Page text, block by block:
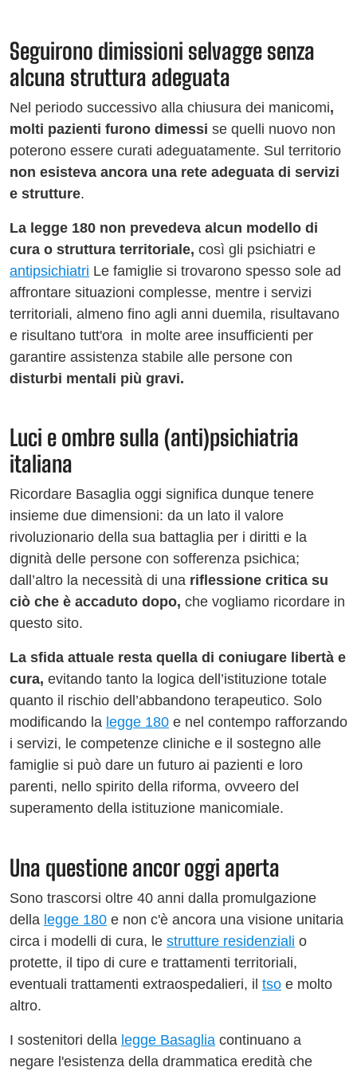
Seguirono dimissioni selvagge senza
alcuna struttura adeguata
Nel periodo successivo alla chiusura dei manicomi,
molti pazienti furono dimessi se quelli nuovo non
poterono essere curati adeguatamente. Sul territorio
non esisteva ancora una rete adeguata di servizi
e strutture.
La legge 180 non prevedeva alcun modello di
cura o struttura territoriale, così gli psichiatri e
antipsichiatri Le famiglie si trovarono spesso sole ad
affrontare situazioni complesse, mentre i servizi
territoriali, almeno fino agli anni duemila, risultavano
e risultano tutt'ora in molte aree insufficienti per
garantire assistenza stabile alle persone con
disturbi mentali più gravi.
Luci e ombre sulla (anti)psichiatria
italiana
Ricordare Basaglia oggi significa dunque tenere
insieme due dimensioni: da un lato il valore
rivoluzionario della sua battaglia per i diritti e la
dignità delle persone con sofferenza psichica;
dall’altro la necessità di una riflessione critica su
ciò che è accaduto dopo, che vogliamo ricordare in
questo sito.
La sfida attuale resta quella di coniugare libertà e
cura, evitando tanto la logica dell’istituzione totale
quanto il rischio dell’abbandono terapeutico. Solo
modificando la legge 180 e nel contempo rafforzando
i servizi, le competenze cliniche e il sostegno alle
famiglie si può dare un futuro ai pazienti e loro
parenti, nello spirito della riforma, ovveero del
superamento della istituzione manicomiale.
Una questione ancor oggi aperta
Sono trascorsi oltre 40 anni dalla promulgazione
della legge 180 e non c'è ancora una visione unitaria
circa i modelli di cura, le strutture residenziali o
protette, il tipo di cure e trattamenti territoriali,
eventuali trattamenti extraospedalieri, il tso e molto
altro.
I sostenitori della legge Basaglia continuano a
negare l'esistenza della drammatica eredità che